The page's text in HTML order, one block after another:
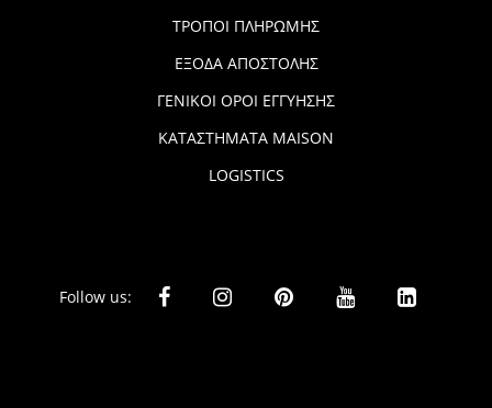
ΤΡΟΠΟΙ ΠΛΗΡΩΜΗΣ
ΕΞΟΔΑ ΑΠΟΣΤΟΛΗΣ
ΓΕΝΙΚΟΙ ΟΡΟΙ ΕΓΓΥΗΣΗΣ
ΚΑΤΑΣΤΗΜΑΤΑ MAISON
LOGISTICS
Follow us: